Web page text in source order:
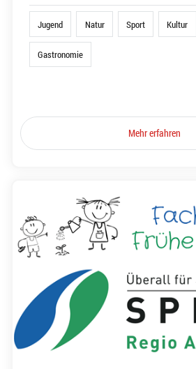
Jugend Natur Sport Kultur
Gastronomie
Mehr erfahren